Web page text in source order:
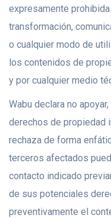
expresamente
transformación,
o cualquier modo de
los contenidos de
y por cualquier medio
Wabu declara no
derechos de propiedad
rechaza de forma
terceros afectados
contacto indicado
de sus potenciales
preventivamente el